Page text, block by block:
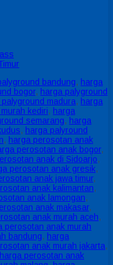
bandung, harga
bogor, harga palyground
palyground madura, harga
kediri, harga
semarang, harga
, harga palyround
, harga perosotan anak
perosotan anak bogor,
anak di Sidoarjo,
perosotan anak gresik,
anak jawa timur,
anak kalimantan,
anak lamongan,
anak makasar,
anak murah aceh,
perosotan anak murah
bandung, harga
anak murah jakarta,
harga perosotan anak